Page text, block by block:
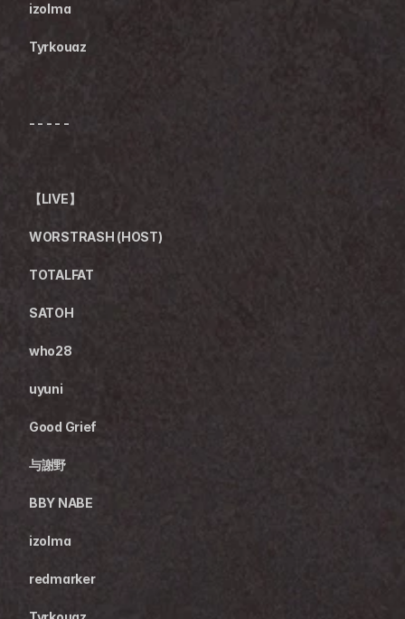
izolma
Tyrkouaz
- - - - -
【LIVE】
WORSTRASH (HOST)
TOTALFAT
SATOH
who28
uyuni
Good Grief
与謝野
BBY NABE
izolma
redmarker